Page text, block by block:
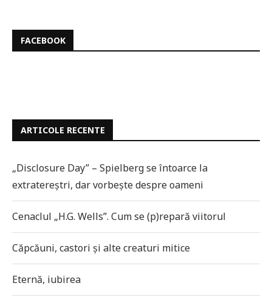
FACEBOOK
ARTICOLE RECENTE
„Disclosure Day” – Spielberg se întoarce la
extratereștri, dar vorbește despre oameni
Cenaclul „H.G. Wells”. Cum se (p)repară viitorul
Căpcăuni, castori și alte creaturi mitice
Eternă, iubirea